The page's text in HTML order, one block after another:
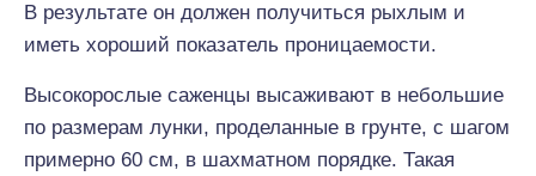
В результате он должен получиться рыхлым и
иметь хороший показатель проницаемости.
Высокорослые саженцы высаживают в небольшие
по размерам лунки, проделанные в грунте, с шагом
примерно 60 см, в шахматном порядке. Такая